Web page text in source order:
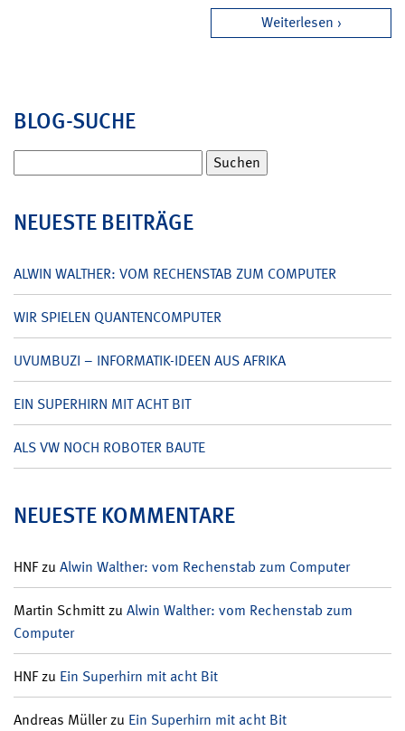
Weiterlesen
BLOG-SUCHE
nach:
NEUESTE BEITRÄGE
ALWIN WALTHER: VOM RECHENSTAB ZUM COMPUTER
WIR SPIELEN QUANTENCOMPUTER
UVUMBUZI – INFORMATIK-IDEEN AUS AFRIKA
EIN SUPERHIRN MIT ACHT BIT
ALS VW NOCH ROBOTER BAUTE
NEUESTE KOMMENTARE
HNFzu Alwin Walther: vom Rechenstab zum Computer
Martin Schmittzu Alwin Walther: vom Rechenstab zum
Computer
HNFzu Ein Superhirn mit acht Bit
Andreas Müllerzu Ein Superhirn mit acht Bit